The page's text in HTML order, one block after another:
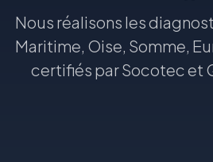
Nous réalisons les
Maritime, Oise, Somme,
certifiés par Socotec et